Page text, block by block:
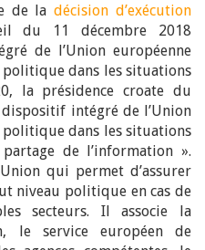
de ladécision d’exécution
du 11 décembre 2018
de l’Union européenne
dans les situations
la présidence croate du
intégré de l’Union
dans les situations
de l’information ».
qui permet d’assurer
niveau politique en cas de
secteurs. Il associe la
le service européen de